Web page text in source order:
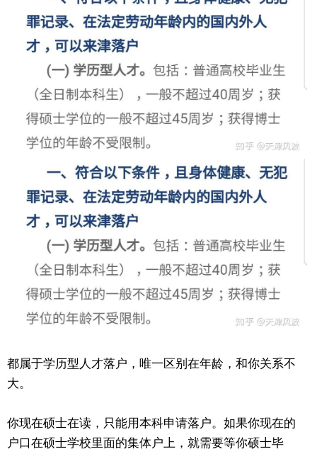
都属于学历型人才落户，唯一区别在年龄，和你关系不
大。
你现在硕士在读，只能用本科申请落户。如果你现在的
户口在硕士学校里面的集体户上，就需要等你硕士毕